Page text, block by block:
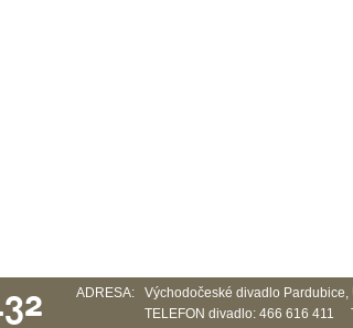
ADRESA: Východočeské divadlo
TELEFON divadlo: 466 616 411